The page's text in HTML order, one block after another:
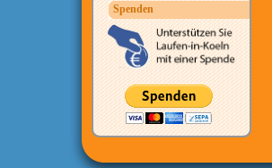
Spenden